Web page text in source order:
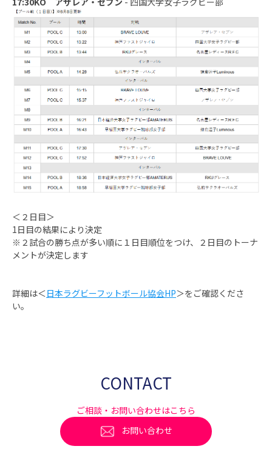
＜２日目＞
1日目の結果により決定
※２試合の勝ち点が多い順に１日目順位をつけ、２日目のトーナ
メントが決定します
詳細は＜日本ラグビーフットボール協会HP＞をご確認くださ
い。
CONTACT
ご相談・お問い合わせはこちら
お問い合わせ